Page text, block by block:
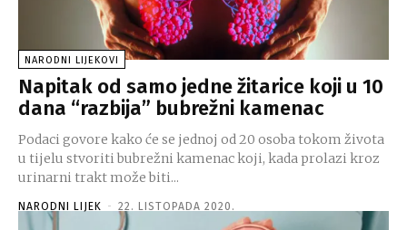
NARODNI LIJEKOVI
Napitak od samo jedne žitarice koji u 10
dana “razbija” bubrežni kamenac
Podaci govore kako će se jednoj od 20 osoba tokom života
u tijelu stvoriti bubrežni kamenac koji, kada prolazi kroz
urinarni trakt može biti...
NARODNI LIJEK - 22. LISTOPADA 2020.